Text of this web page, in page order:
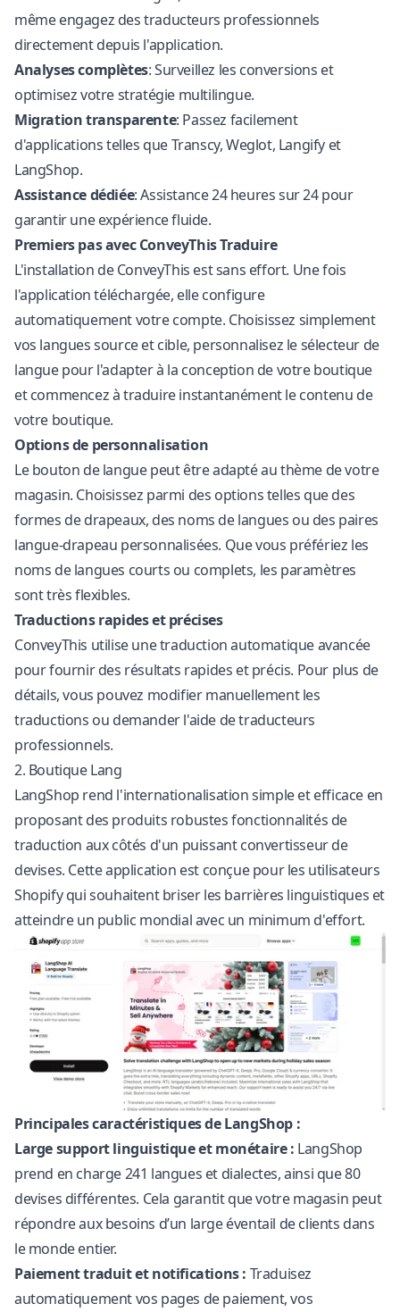
même engagez des traducteurs professionnels
directement depuis l'application.
Analyses complètes: Surveillez les conversions et
optimisez votre stratégie multilingue.
Migration transparente: Passez facilement
d'applications telles que Transcy, Weglot, Langify et
LangShop.
Assistance dédiée: Assistance 24 heures sur 24 pour
garantir une expérience fluide.
Premiers pas avec ConveyThis Traduire
L'installation de ConveyThis est sans effort. Une fois
l'application téléchargée, elle configure
automatiquement votre compte. Choisissez simplement
vos langues source et cible, personnalisez le sélecteur de
langue pour l'adapter à la conception de votre boutique
et commencez à traduire instantanément le contenu de
votre boutique.
Options de personnalisation
Le bouton de langue peut être adapté au thème de votre
magasin. Choisissez parmi des options telles que des
formes de drapeaux, des noms de langues ou des paires
langue-drapeau personnalisées. Que vous préfériez les
noms de langues courts ou complets, les paramètres
sont très flexibles.
Traductions rapides et précises
ConveyThis utilise une traduction automatique avancée
pour fournir des résultats rapides et précis. Pour plus de
détails, vous pouvez modifier manuellement les
traductions ou demander l'aide de traducteurs
professionnels.
2. Boutique Lang
LangShop rend l'internationalisation simple et efficace en
proposant des produits robustesfonctionnalités de
traduction aux côtés d'un puissant convertisseur de
devises. Cette application est conçue pour les utilisateurs
Shopify qui souhaitent briser les barrières linguistiques et
atteindre un public mondial avec un minimum d'effort.
Principales caractéristiques de LangShop :
Large support linguistique et monétaire : LangShop
prend en charge 241 langues et dialectes, ainsi que 80
devises différentes. Cela garantit que votre magasin peut
répondre aux besoins d’un large éventail de clients dans
le monde entier.
Paiement traduit et notifications : Traduisez
automatiquement vos pages de paiement, vos